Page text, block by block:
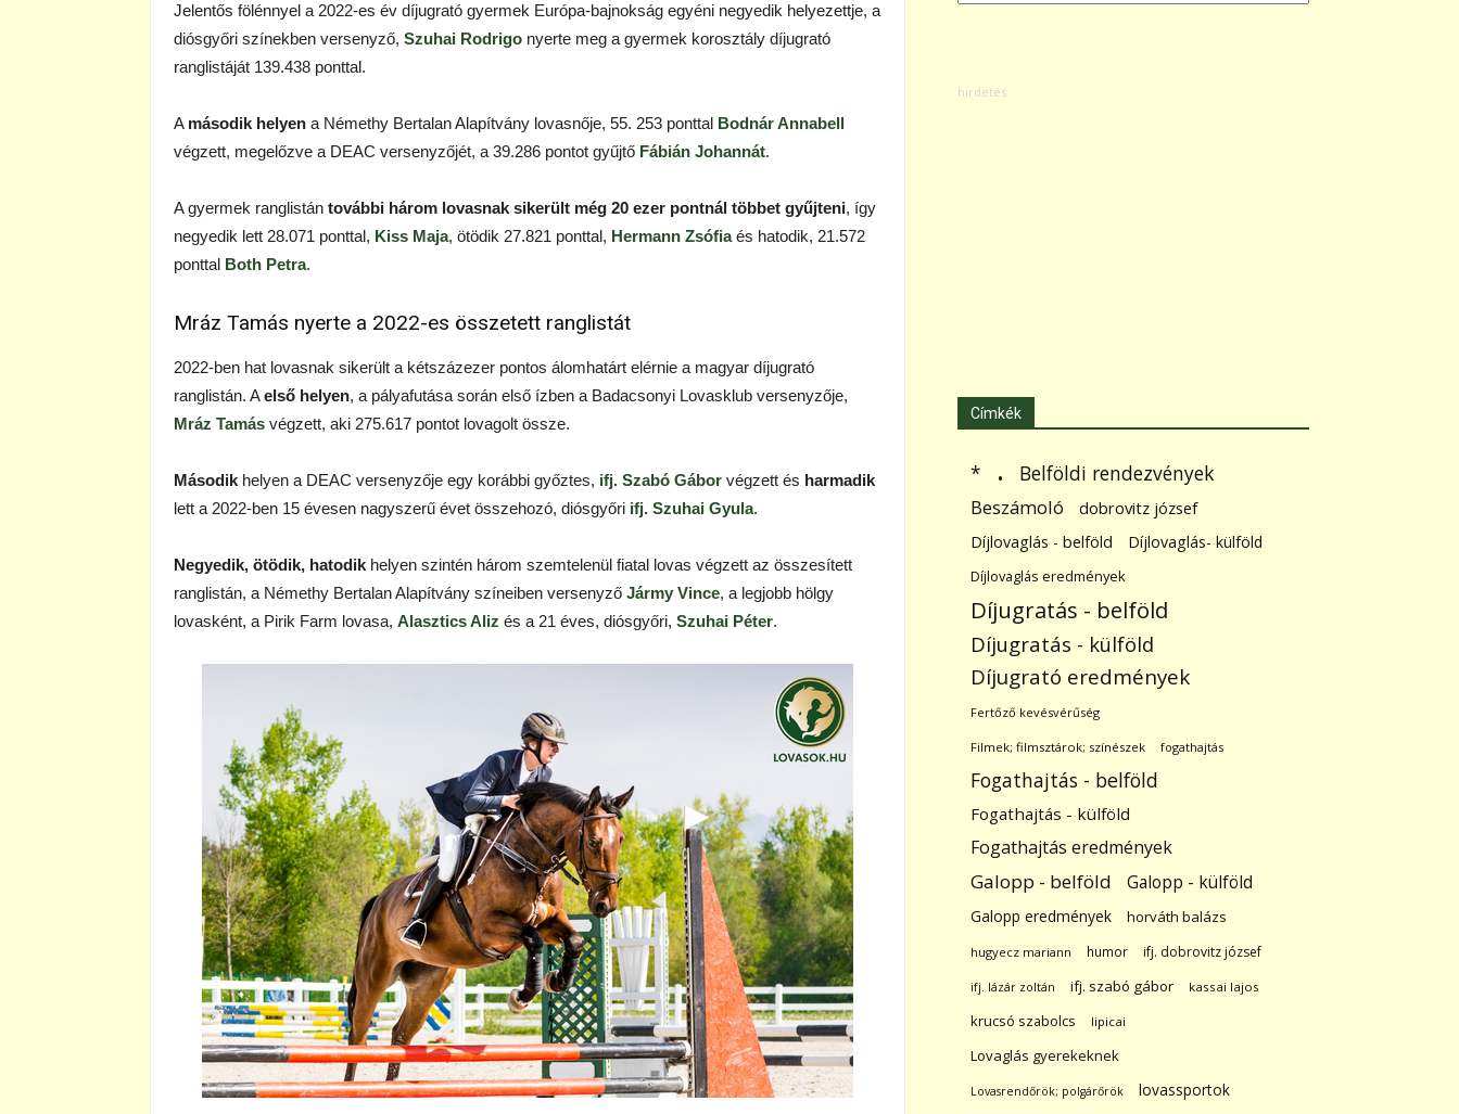
Jelentős fölénnyel a 2022-es év díjugrató gyermek Európa-bajnokság egyéni negyedik helyezettje, a
diósgyőri színekben versenyző, Szuhai Rodrigo nyerte meg a gyermek korosztály díjugrató
ranglistáját 139.438 ponttal.
A második helyen a Némethy Bertalan Alapítvány lovasnője, 55. 253 ponttal Bodnár Annabell
végzett, megelőzve a DEAC versenyzőjét, a 39.286 pontot gyűjtő Fábián Johannát.
A gyermek ranglistán további három lovasnak sikerült még 20 ezer pontnál többet gyűjteni, így
negyedik lett 28.071 ponttal, Kiss Maja, ötödik 27.821 ponttal, Hermann Zsófiaés hatodik, 21.572
ponttal Both Petra.
Mráz Tamás nyerte a 2022-es összetett ranglistát
2022-ben hat lovasnak sikerült a kétszázezer pontos álomhatárt elérnie a magyar díjugrató
ranglistán. Aelső helyen, a pályafutása során első ízben a Badacsonyi Lovasklub versenyzője,
Mráz Tamás végzett, aki 275.617 pontot lovagolt össze.
Második helyen a DEAC versenyzője egy korábbi győztes, ifj. Szabó Gábor végzett és harmadik
lett a 2022-ben 15 évesen nagyszerű évet összehozó, diósgyőri ifj. Szuhai Gyula.
Negyedik, ötödik, hatodik helyen szintén három szemtelenül fiatal lovas végzett az összesített
ranglistán, a Némethy Bertalan Alapítvány színeiben versenyző Jármy Vince, a legjobb hölgy
lovasként, a Pirik Farm lovasa, Alasztics Aliz és a 21 éves, diósgyőri, Szuhai Péter.
Címkék
* . Belföldi rendezvények
Beszámoló dobrovitz józsef
Díjlovaglás - belföld Díjlovaglás- külföld
Díjlovaglás eredmények
Díjugratás - belföld
Díjugratás - külföld
Díjugrató eredmények
Fertőző kevésvérűség
Filmek; filmsztárok; színészek fogathajtás
Fogathajtás - belföld
Fogathajtás - külföld
Fogathajtás eredmények
Galopp - belföld Galopp - külföld
Galopp eredmények horváth balázs
hugyecz mariann humor ifj. dobrovitz józsef
ifj. lázár zoltán ifj. szabó gábor kassai lajos
krucsó szabolcs lipicai
Lovaglás gyerekeknek
Lovasrendőrök; polgárőrök
lovassportok